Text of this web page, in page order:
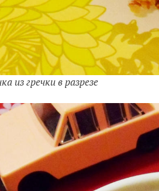
из гречки в разрезе